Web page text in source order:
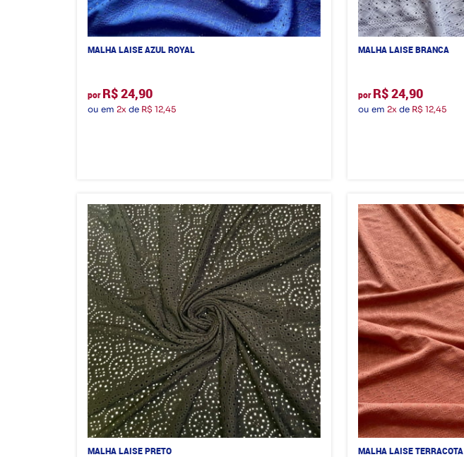
MALHA LAISE AZUL ROYAL
por R$ 24,90
ou em 2xde R$ 12,45
MALHA LAISE BRANCA
por R$ 24,90
ou em 2xde R$ 12,45
MALHA LAISE PRETO MALHA LAISE TERRACOTA